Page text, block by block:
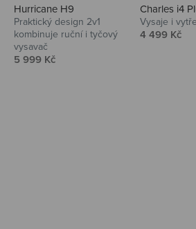
Hurricane H9
Praktický design 2v1
kombinuje ruční i tyčový
vysavač
Prodejní cena
5 999 Kč
Charles i4
Vysaje i
Prodejní cena
4 499 Kč
Audio
Niceboy sluchátka a repráky ti
do noty.